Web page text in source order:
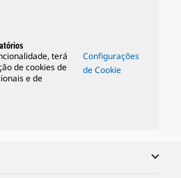
terá
de cookies de
e de
Configurações
de Cookie